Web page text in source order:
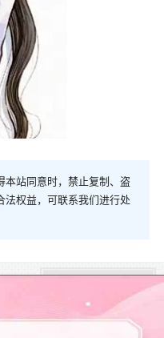
本站同意时，禁止复制、盗
法权益，可联系我们进行处